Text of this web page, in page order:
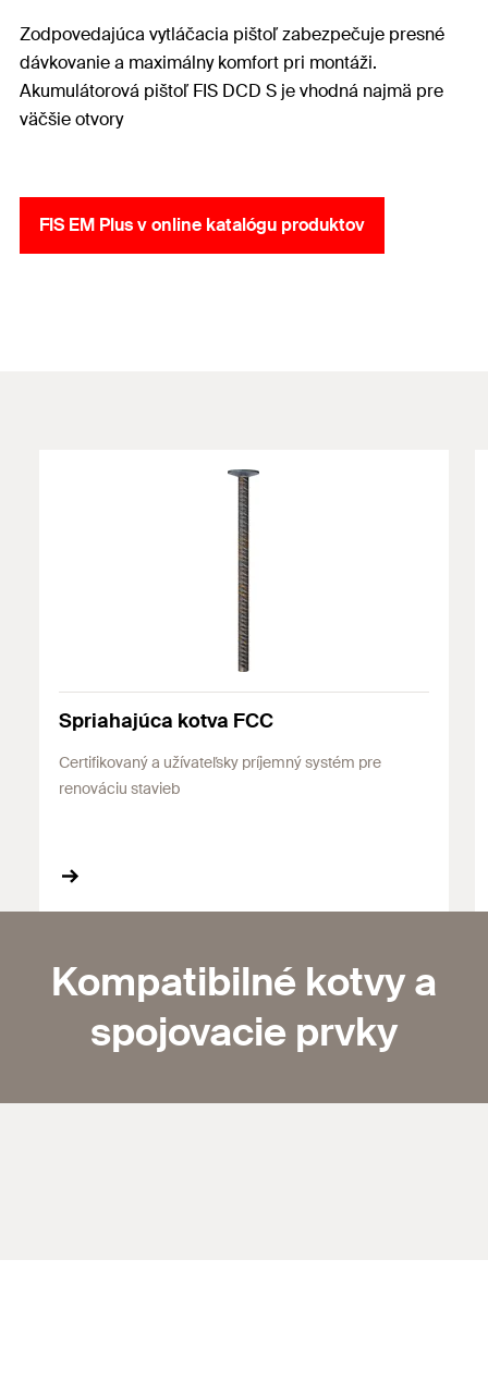
Zodpovedajúca vytláčacia pištoľ zabezpečuje presné
dávkovanie a maximálny komfort pri montáži.
Akumulátorová pištoľ FIS DCD S je vhodná najmä pre
väčšie otvory
FIS EM Plus v online katalógu produktov
Spriahajúca kotva FCC
Certifikovaný a užívateľsky príjemný systém pre
renováciu stavieb
Kompatibilné kotvy a
spojovacie prvky